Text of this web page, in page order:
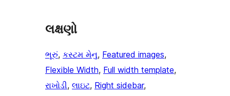
લક્ષણો
ભૂરું, કસ્ટમ મેનુ, Featured images
Flexible Width, Full width template
રાખોડી, લાઇટ, Right sidebar